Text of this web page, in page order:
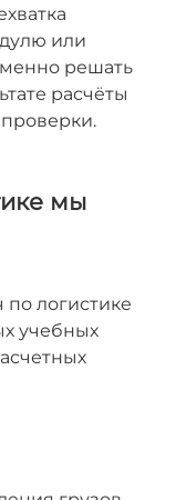
или
решать
расчёты
мы
логистике
учебных